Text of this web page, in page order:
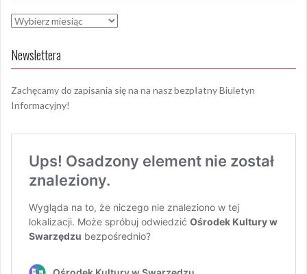
Archiwa
Newslettera
Zachęcamy do zapisania się na na nasz bezpłatny Biuletyn
Informacyjny!